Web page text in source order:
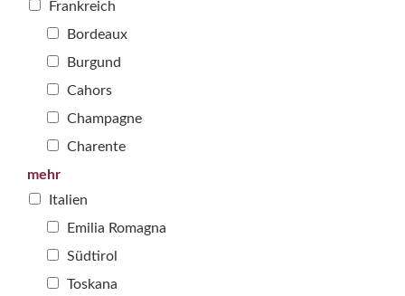
Frankreich
Bordeaux
Burgund
Cahors
Champagne
Charente
mehr
Italien
Emilia Romagna
Südtirol
Toskana